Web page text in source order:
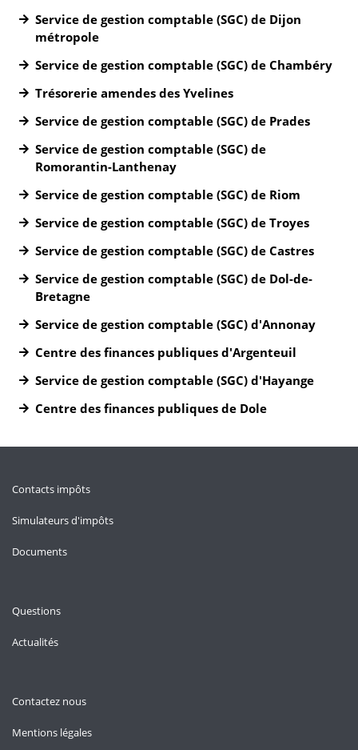
Service de gestion comptable (SGC) de Dijon
métropole
Service de gestion comptable (SGC) de Chambéry
Trésorerie amendes des Yvelines
Service de gestion comptable (SGC) de Prades
Service de gestion comptable (SGC) de
Romorantin-Lanthenay
Service de gestion comptable (SGC) de Riom
Service de gestion comptable (SGC) de Troyes
Service de gestion comptable (SGC) de Castres
Service de gestion comptable (SGC) de Dol-de-
Bretagne
Service de gestion comptable (SGC) d'Annonay
Centre des finances publiques d'Argenteuil
Service de gestion comptable (SGC) d'Hayange
Centre des finances publiques de Dole
Contacts impôts
Simulateurs d'impôts
Documents
Questions
Actualités
Contactez nous
Mentions légales